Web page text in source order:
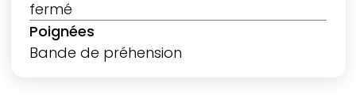
fermé
Poignées
Bande de préhension